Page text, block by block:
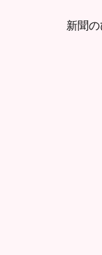
新聞の